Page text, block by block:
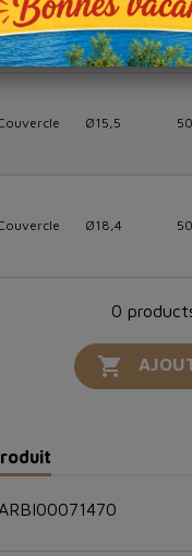
Bol
Ø18,4 x
H 6,7
50
Ø15,5
50
Ø18,4
50
0

ARBI00071470